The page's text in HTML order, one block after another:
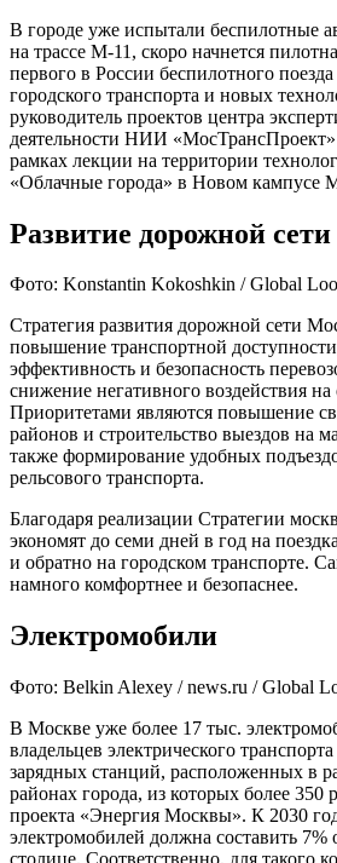
В городе уже испытали беспилотные
на трассе М-11, скоро начнется
первого в России беспилотного
городского транспорта и новых
руководитель проектов центра
деятельности НИИ
рамках лекции на территории
«Облачные города» в Новом
Развитие дорожной сети
Фото: Konstantin Kokoshkin / Global
Стратегия развития дорожной сети
повышение транспортной
эффективность и безопасность
снижение негативного воздействия
Приоритетами являются повышение
районов и строительство выездов на
также формирование удобных
рельсового транспорта.
Благодаря реализации Стратегии
экономят до семи дней в год на
и обратно на городском транспорте.
намного комфортнее и безопаснее.
Электромобили
Фото: Belkin Alexey / news.ru / Global
В Москве уже более 17 тыс.
владельцев электрического
зарядных станций, расположенных в
районах города, из которых более 350
проекта «Энергия Москвы». К 2030
электромобилей должна составить 7%